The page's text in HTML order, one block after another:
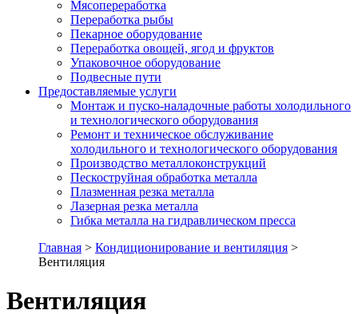
Мясопереработка
Переработка рыбы
Пекарное оборудование
Переработка овощей, ягод и фруктов
Упаковочное оборудование
Подвесные пути
Предоставляемые услуги
Монтаж и пуско-наладочные работы холодильного
и технологического оборудования
Ремонт и техническое обслуживание
холодильного и технологического оборудования
Производство металлоконструкций
Пескоструйная обработка металла
Плазменная резка металла
Лазерная резка металла
Гибка металла на гидравлическом пресса
Главная > Кондиционирование и вентиляция >
Вентиляция
Вентиляция